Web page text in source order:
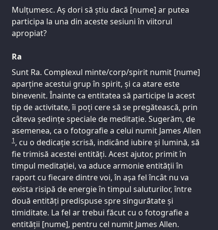
Mulțumesc. Aș dori să știu dacă [nume] ar putea
participa la una din aceste sesiuni în viitorul
apropiat?
Ra
Sunt Ra. Complexul minte/corp/spirit numit [nume]
aparține acestui grup în spirit, și ca atare este
binevenit. Înainte ca entitatea să participe la acest
tip de activitate, îi poți cere să se pregătească, prin
câteva ședințe speciale de meditație. Sugerăm, de
asemenea, ca o fotografie a celui numit James Allen
1, cu o dedicație scrisă, indicând iubire și lumină, să
fie trimisă acestei entități. Acest ajutor, primit în
timpul meditației, va aduce armonie entității în
raport cu fiecare dintre voi, în așa fel încât nu va
exista risipă de energie în timpul saluturilor, între
două entități predispuse spre singurătate și
timiditate. La fel ar trebui făcut cu o fotografie a
entității [nume], pentru cel numit James Allen.